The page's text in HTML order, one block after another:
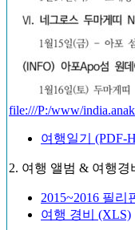
file:///P:/www/
여행일기 (PDF-
2. 여행 앨범 & 여행경
2015~2016 필리
여행 경비 (XLS)